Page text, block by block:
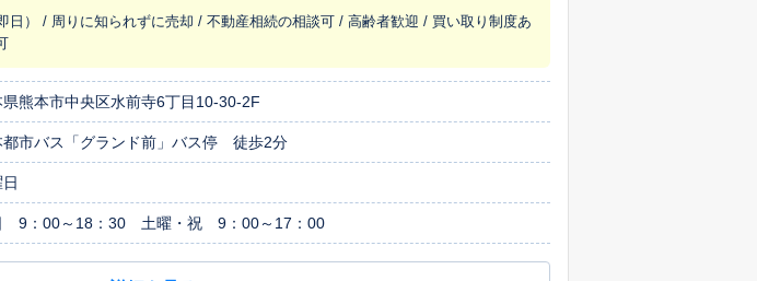
お客様にとって最も良いご提案を一緒に考えさせていただきます。 不動産の売
じられる方も少なくありません。私たちは、お客様のご負担を少しでも軽くできる
ただける手厚い支援体制を整えております。「まずは資産価値を知りたい」「専門
のご相談も心より歓迎いたします。「まだ売却を決めたわけではないけれど、安心
られて助かった」といったお客様からのお言葉を励みに、日々業務に取り組んでお
とつの「ご縁」を何よりも大切に、
アパート売却をご検討中のオーナー様には、特別なご案内もございますので、まず
日） / 周りに知られずに売却 / 不動産相続の相談可 / 高齢者歓迎 / 買い取り制度あ
県熊本市中央区水前寺6丁目10-30-2F
都市バス「グランド前」バス停 徒歩2分
9：00～18：30 土曜・祝 9：00～17：00